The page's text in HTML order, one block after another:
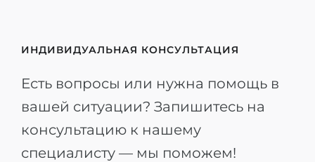
ИНДИВИДУАЛЬНАЯ КОНСУЛЬТАЦИЯ
Есть вопросы или нужна помощь в
вашей ситуации? Запишитесь на
консультацию к нашему
специалисту — мы поможем!